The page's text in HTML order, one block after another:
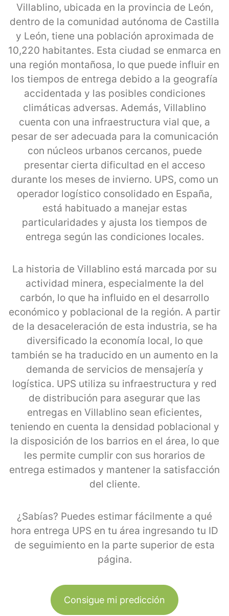
Villablino, ubicada en la provincia de León,
dentro de la comunidad autónoma de Castilla
y León, tiene una población aproximada de
10,220 habitantes. Esta ciudad se enmarca en
una región montañosa, lo que puede influir en
los tiempos de entrega debido a la geografía
accidentada y las posibles condiciones
climáticas adversas. Además, Villablino
cuenta con una infraestructura vial que, a
pesar de ser adecuada para la comunicación
con núcleos urbanos cercanos, puede
presentar cierta dificultad en el acceso
durante los meses de invierno. UPS, como un
operador logístico consolidado en España,
está habituado a manejar estas
particularidades y ajusta los tiempos de
entrega según las condiciones locales.
La historia de Villablino está marcada por su
actividad minera, especialmente la del
carbón, lo que ha influido en el desarrollo
económico y poblacional de la región. A partir
de la desaceleración de esta industria, se ha
diversificado la economía local, lo que
también se ha traducido en un aumento en la
demanda de servicios de mensajería y
logística. UPS utiliza su infraestructura y red
de distribución para asegurar que las
entregas en Villablino sean eficientes,
teniendo en cuenta la densidad poblacional y
la disposición de los barrios en el área, lo que
les permite cumplir con sus horarios de
entrega estimados y mantener la satisfacción
del cliente.
¿Sabías? Puedes estimar fácilmente a qué
hora entrega UPS en tu área ingresando tu ID
de seguimiento en la parte superior de esta
página.
Consigue mi predicción